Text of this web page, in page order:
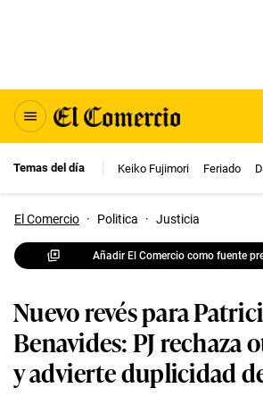
Temas del día Keiko Fujimori Feriado
El Comercio · Politica · Justicia
Añadir El Comercio como fuente
Nuevo revés para
Benavides: PJ rechaza
y advierte duplicidad